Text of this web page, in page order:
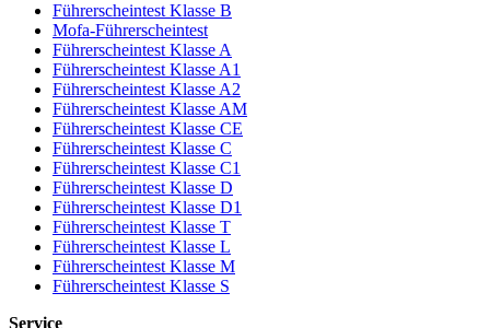
Führerscheintest Klasse B
Mofa-Führerscheintest
Führerscheintest Klasse A
Führerscheintest Klasse A1
Führerscheintest Klasse A2
Führerscheintest Klasse AM
Führerscheintest Klasse CE
Führerscheintest Klasse C
Führerscheintest Klasse C1
Führerscheintest Klasse D
Führerscheintest Klasse D1
Führerscheintest Klasse T
Führerscheintest Klasse L
Führerscheintest Klasse M
Führerscheintest Klasse S
Service